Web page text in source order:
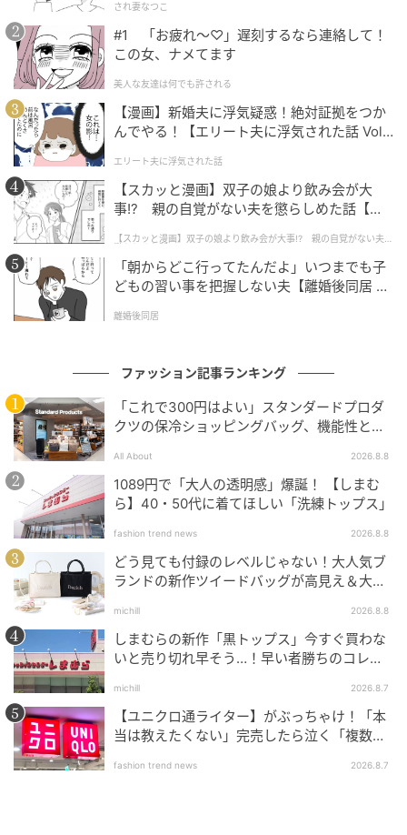
【〈上段・右〉金川紗耶のコーデ】【〈上段・左〉本田紗来のコーデ】
撮影／女鹿成二スタイリング／杉本奈穂（KIND）ヘ
ア＆メイク／室橋佑紀（ROI・金川分）、Mien（Lila・
本田分）モデル／金川紗耶、本田紗来（ともに本誌専
Ray編集部 エディター 天井玖瑠海
本田紗来
元記事で読む
次の記事
いつものコーデのアクセントに♡ 甘モチーフ
が可愛い【立体型バッグ】4選
され妻なつこ
#1 「お疲れ〜♡」遅刻するなら連絡して！
この女、ナメてます
美人な友達は何でも許される
【漫画】新婚夫に浮気疑惑！絶対証拠をつか
んでやる！【エリート夫に浮気された話 Vol.
エリート夫に浮気された話
【スカッと漫画】双子の娘より飲み会が大
事!? 親の自覚がない夫を懲らしめた話【第1
【スカッと漫画】双子の娘より飲み会が大事!? 親の自覚がない夫を
懲らしめた話
「朝からどこ行ってたんだよ」いつまでも子
どもの習い事を把握しない夫【離婚後同居 Vo
離婚後同居
ファッション記事ランキング
「これで300円はよい」スタンダードプロダ
クツの保冷ショッピングバッグ、機能性とデ
All About 2026.8.8
1089円で「大人の透明感」爆誕！ 【しまむ
ら】40・50代に着てほしい「洗練トップス」
fashion trend news 2026.8.8
どう見ても付録のレベルじゃない！大人気ブ
ランドの新作ツイードバッグが高見え＆大容
michill 2026.8.8
しまむらの新作「黒トップス」今すぐ買わな
いと売り切れ早そう…！早い者勝ちのコレ買
michill 2026.8.7
【ユニクロ通ライター】がぶっちゃけ！「本
当は教えたくない」完売したら泣く「複数買
fashion trend news 2026.8.7